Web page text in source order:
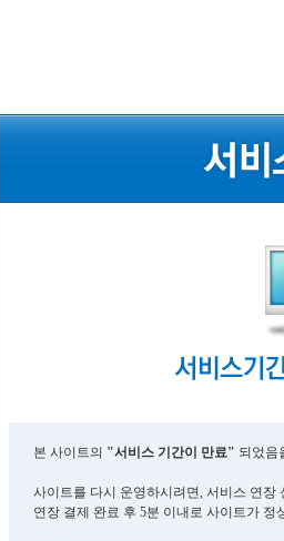
본 사이트의 "서비스 기간이 만료" 되었음
사이트를 다시 운영하시려면, 서비스 연장
연장 결제 완료 후 5분 이내로 사이트가 정